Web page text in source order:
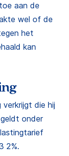
aan de
wel of de
het
kan
verkrijgt die hij
onder
2%.